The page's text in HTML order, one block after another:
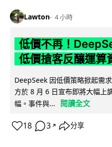
Lawton 4 小時
低價不再！
低價搶客反釀運算
DeepSeek 因低價策略掀起需
方於 8 月 6 日宣布即將大幅上
幅。事件與...
閱讀全文
18 3 ↗ 分享